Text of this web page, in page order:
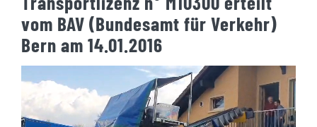
vom BAV (Bundesamt für Verkehr)
Bern am 14.01.2016